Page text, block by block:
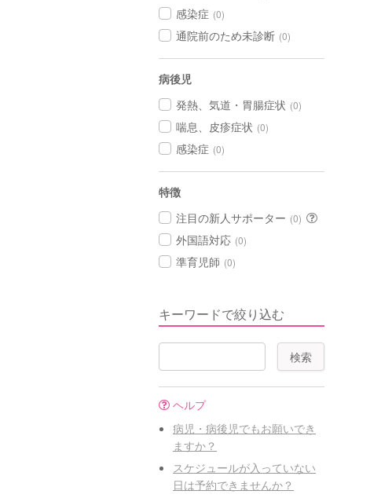
感染症 (0)
通院前のため未診断 (0)
病後児
発熱、気道・胃腸症状 (0)
喘息、皮疹症状 (0)
感染症 (0)
特徴
注目の新人サポーター (0)
外国語対応 (0)
準育児師 (0)
キーワードで絞り込む
ヘルプ
病児・病後児でもお願いでき
ますか？
スケジュールが入っていない
日は予約できませんか？